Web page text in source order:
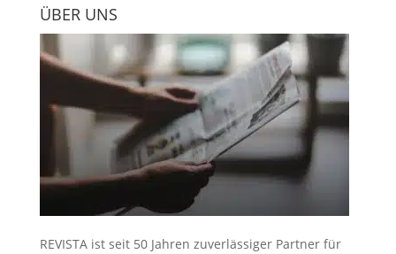
ÜBER UNS
REVISTA ist seit 50 Jahren zuverlässiger Partner für